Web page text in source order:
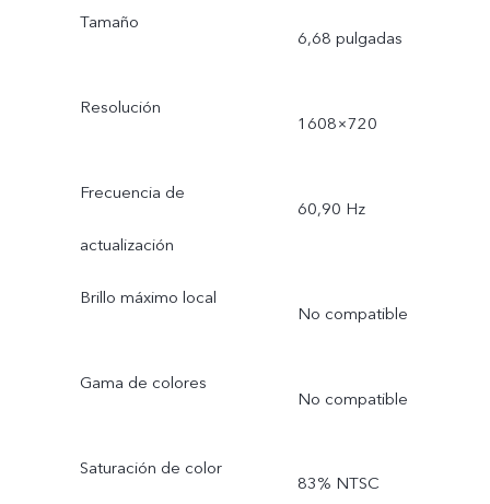
Tamaño
6,68 pulgadas
Resolución
1608×720
Frecuencia de
actualización
60,90 Hz
Brillo máximo local
No compatible
Gama de colores
No compatible
Saturación de color
83% NTSC